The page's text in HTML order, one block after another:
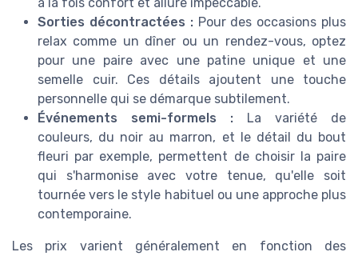
Sorties décontractées :Pour des occasions plus
relax comme un dîner ou un rendez-vous, optez
pour une paire avec une patine unique et une
semelle cuir. Ces détails ajoutent une touche
personnelle qui se démarque subtilement.
Événements semi-formels : La variété de
couleurs, du noir au marron, et le détail du bout
fleuri par exemple, permettent de choisir la paire
qui s'harmonise avec votre tenue, qu'elle soit
tournée vers le style habituel ou une approche plus
contemporaine.
Les prix varient généralement en fonction des